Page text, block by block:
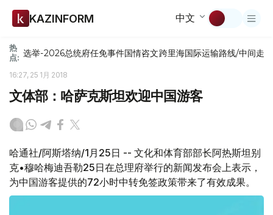
KAZINFORM 中文
热
点: 选举-2026总统府任免事件国情咨文跨里海国际运输路线/中间走廊
16:27, 25 1月 2018
文体部：哈萨克斯坦欢迎中国游客
哈通社/阿斯塔纳/1月25日 -- 文化和体育部部长阿热斯坦别
克•穆哈梅迪吾勒25日在总理府举行的新闻发布会上表示，
为中国游客提供的72小时中转免签政策带来了有效成果。